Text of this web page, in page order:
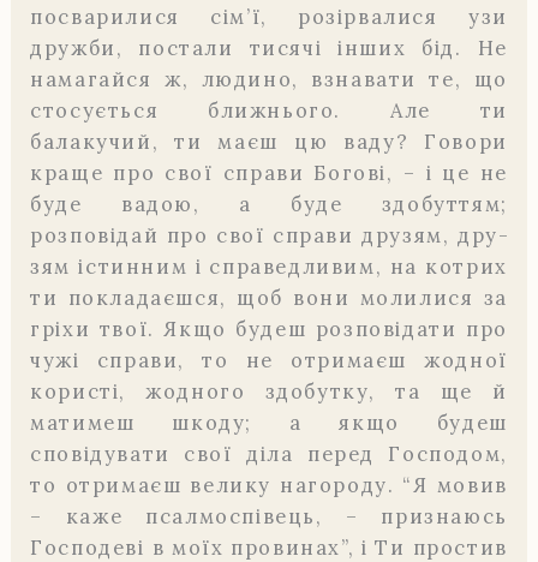
посварилися сім’ї, розірва­лися узи
дружби, постали тисячі інших бід. Не
намагайся ж, люди­но, взнавати те, що
стосується ближнього. Але ти
балакучий, ти маєш цю ваду? Говори
краще про свої справи Богові, – і це не
буде вадою, а буде здобуттям;
розповідай про свої справи друзям, дру­
зям істинним і справедливим, на котрих
ти покладаєшся, щоб вони молилися за
гріхи твої. Якщо будеш розповідати про
чужі справи, то не отримаєш жодної
користі, жодного здобутку, та ще й
матимеш шкоду; а якщо будеш
сповідувати свої діла перед Господом,
то от­римаєш велику нагороду. “Я мовив
– каже псалмоспівець, – при­знаюсь
Господеві в моїх провинах”, і Ти простив